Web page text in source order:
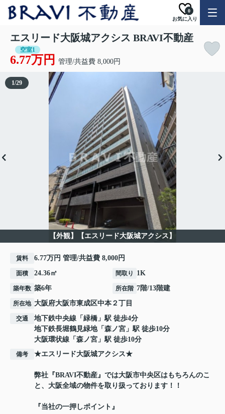
お気に入り
0
エスリード大阪城アクシス BRAVI不動産
空室1
6.77万円 管理/共益費 8,000円
【外観】【エスリード大阪城アクシス】
1/29
賃料 6.77万円 管理/共益費 8,000円
面積 24.36㎡ 間取り 1K
築年数 築6年 所在階 7階/13階建
所在地 大阪府大阪市東成区中本 ２丁目
交通 地下鉄中央線 「 緑橋 」駅 徒歩4分
地下鉄長堀鶴見緑地「 森ノ宮 」駅 徒歩10分
大阪環状線 「 森ノ宮 」駅 徒歩10分
備考 ★エスリード大阪城アクシス★
弊社『BRAVI不動産』では大阪市中央区はもちろんのこ
と、大阪全域の物件を取り扱っております！！
『当社の一押しポイント』